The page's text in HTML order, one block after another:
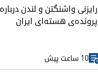
رایزنی واشنگتن و لندن
پرونده‌ی هسته‌ای ایران
10 ساعت پیش